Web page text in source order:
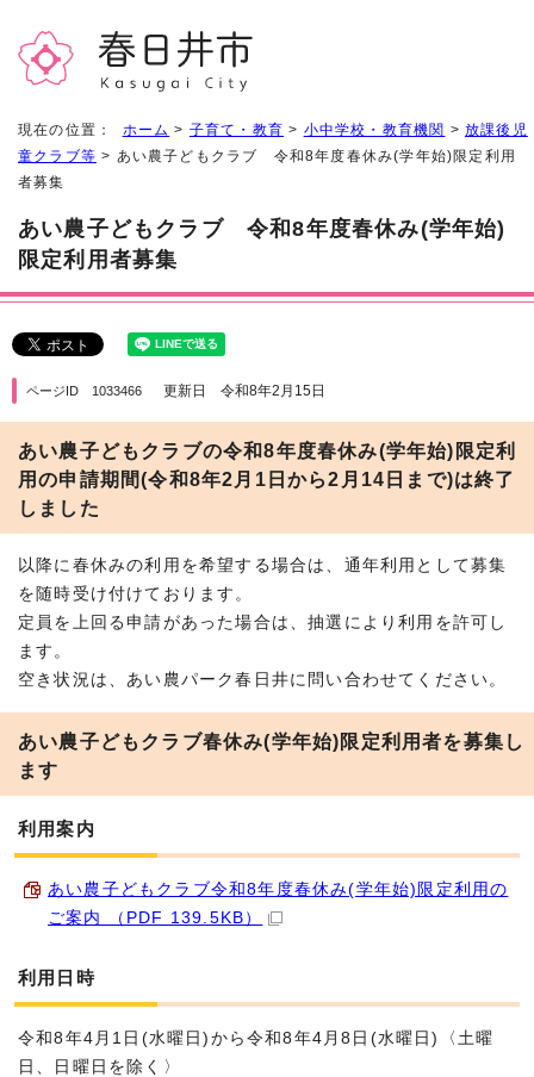
現在の位置： ホーム > 子育て・教育 > 小中学校・教育機関 >放課後児
童クラブ等 > あい農子どもクラブ 令和8年度春休み(学年始)限定利用
者募集
あい農子どもクラブ 令和8年度春休み(学年始)
限定利用者募集
ページID 1033466 更新日 令和8年2月15日
あい農子どもクラブの令和8年度春休み(学年始)限定利
用の申請期間(令和8年2月1日から2月14日まで)は終了
しました
以降に春休みの利用を希望する場合は、通年利用として募集
を随時受け付けております。
定員を上回る申請があった場合は、抽選により利用を許可し
ます。
空き状況は、あい農パーク春日井に問い合わせてください。
あい農子どもクラブ春休み(学年始)限定利用者を募集し
ます
利用案内
あい農子どもクラブ令和8年度春休み(学年始)限定利用の
ご案内 （PDF 139.5KB）
利用日時
令和8年4月1日(水曜日)から令和8年4月8日(水曜日)〈土曜
日、日曜日を除く〉